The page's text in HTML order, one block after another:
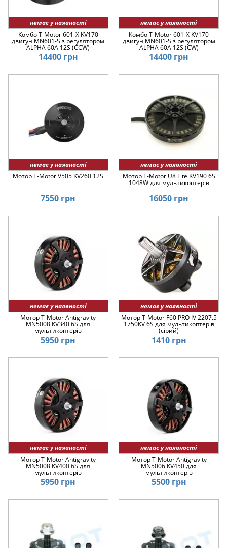
немає у наявності
Комбо T-Motor 601-X KV170
двигун MN601-S з регулятором
ALPHA 60A 12S (CCW)
14400 грн
немає у наявності
Комбо T-Motor 601-X KV170
двигун MN601-S з регулятором
ALPHA 60A 12S (CW)
14400 грн
немає у наявності
Мотор T-Motor V505 KV260 12S
7550 грн
немає у наявності
Мотор T-Motor U8 Lite KV190 6S
1048W для мультикоптерів
16050 грн
немає у наявності
Мотор T-Motor Antigravity
MN5008 KV340 6S для
мультикоптерів
5950 грн
немає у наявності
Мотор T-Motor F60 PRO IV 2207.5
1750KV 6S для мультикоптерів
(сірий)
1410 грн
немає у наявності
Мотор T-Motor Antigravity
MN5008 KV400 6S для
мультикоптерів
5950 грн
немає у наявності
Мотор T-Motor Antigravity
MN5006 KV450 для
мультикоптерів
5500 грн